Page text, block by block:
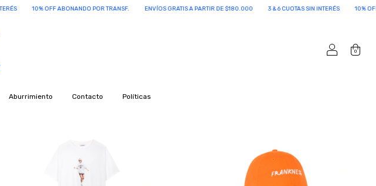
ENVÍOS GRATIS A PARTIR DE $180.000 3 & 6 CUOTAS SIN INTERÉS 10% OFF ABONANDO POR TRANSF. ENVÍOS GRATIS
0
Aburrimiento Contacto Políticas